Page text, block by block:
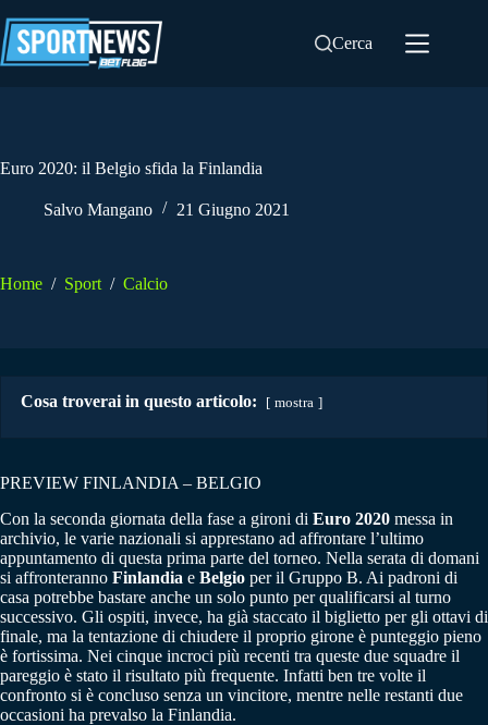
al
contenuto
Cerca
Euro 2020: il Belgio sfida la Finlandia
Salvo Mangano 21 Giugno 2021
Home / Sport / Calcio
Cosa troverai in questo articolo: mostra
PREVIEW FINLANDIA – BELGIO
Con la seconda giornata della fase a gironi di Euro 2020 messa in
archivio, le varie nazionali si apprestano ad affrontare l’ultimo
appuntamento di questa prima parte del torneo. Nella serata di domani
si affronteranno Finlandia e Belgio per il Gruppo B. Ai padroni di
casa potrebbe bastare anche un solo punto per qualificarsi al turno
successivo. Gli ospiti, invece, ha già staccato il biglietto per gli ottavi di
finale, ma la tentazione di chiudere il proprio girone è punteggio pieno
è fortissima. Nei cinque incroci più recenti tra queste due squadre il
pareggio è stato il risultato più frequente. Infatti ben tre volte il
confronto si è concluso senza un vincitore, mentre nelle restanti due
occasioni ha prevalso la Finlandia.